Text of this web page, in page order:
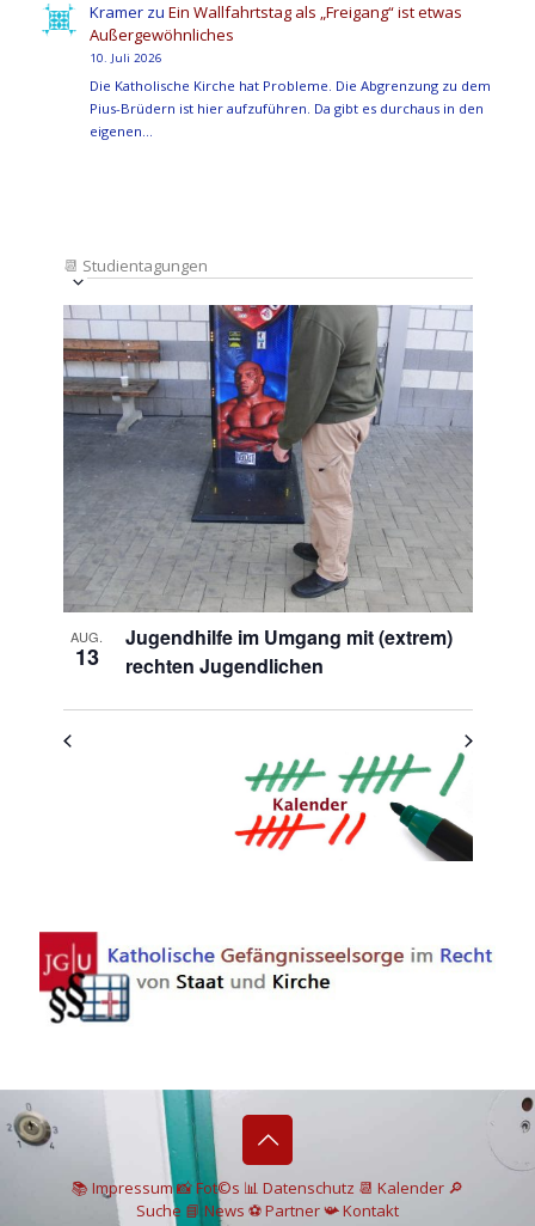
Kramer zuEin Wallfahrtstag als „Freigang“ ist etwas
Außergewöhnliches
10. Juli 2026
Die Katholische Kirche hat Probleme. Die Abgrenzung zu dem
Pius-Brüdern ist hier aufzuführen. Da gibt es durchaus in den
eigenen…
📆 Studientagungen
Ansichten-
Navigation
Veranstaltung
Ansichten-
Navigation
Datum
auswählen.
List
of
Veranstaltungen
in
Photo
View
AUG.
13
Jugendhilfe im Umgang mit (extrem)
rechten Jugendlichen
📚 Impressum📸Fot©s 📊 Datenschutz 📆 Kalender 🔎
Suche 📘 News ⚽Partner📯Kontakt